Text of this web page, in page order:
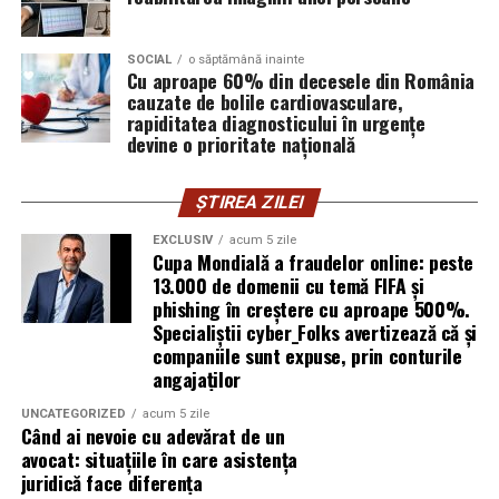
furnizor de hosting nu poate opri un utilizator să își
introducă parola pe o pagină clonată. În acel moment,
vigilența utilizatorului rămâne prima linie de apărare”,
explică Horațiu Șimon, Chief Technology Officer
cyber_Folks România.
Subiectul a fost semnalat și de FBI, care a inclus în
informările din ultima lună amenințările asociate
turneului, de la fraude online și furtul datelor până la
operațiuni de dezinformare.
Avertismentele publice s-au concentrat în principal
asupra fanilor și infrastructurii orașelor gazdă, însă
specialiștii atrag atenția că firmele pot fi afectate
inclusiv atunci când nu au nicio legătură directă cu
industria sportului, turismului sau vânzarea de bilete.
Atacurile sunt mai eficiente în contextul
evenimentelor globale
SOCIAL o săptămână inainte
Cu aproape 60% din decesele din România
cauzate de bolile cardiovasculare,
rapiditatea diagnosticului în urgențe
devine o prioritate națională
ȘTIREA ZILEI
EXCLUSIV acum 5 zile
Cupa Mondială a fraudelor online: peste
13.000 de domenii cu temă FIFA și
phishing în creștere cu aproape 500%.
Specialiștii cyber_Folks avertizează că și
companiile sunt expuse, prin conturile
angajaților
UNCATEGORIZED acum 5 zile
Când ai nevoie cu adevărat de un
avocat: situațiile în care asistența
juridică face diferența